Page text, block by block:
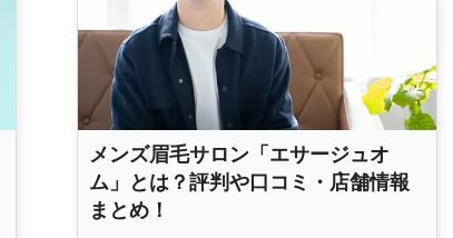
メンズ眉毛サロン「エサージュオ
ム」とは？評判や口コミ・店舗情報
まとめ！